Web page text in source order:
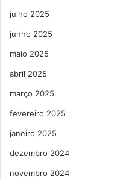
julho 2025
junho 2025
maio 2025
abril 2025
março 2025
fevereiro 2025
janeiro 2025
dezembro 2024
novembro 2024